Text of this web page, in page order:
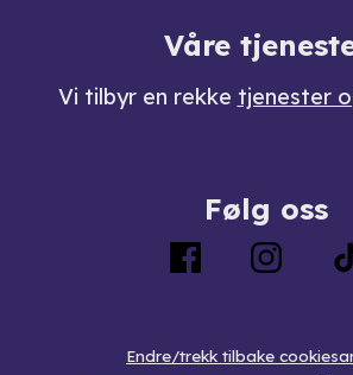
Våre
Vi tilbyr en rekke tjenester
Følg oss
Endre/trekk tilbake